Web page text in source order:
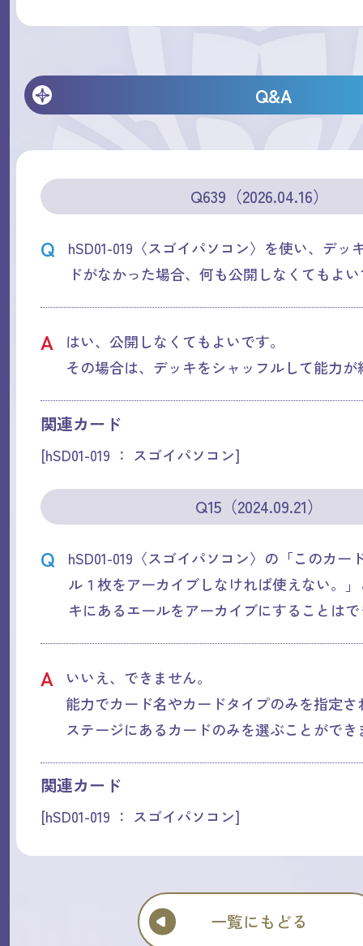
Q&A
Q639（2026.04.16）
Q
hSD01-019〈スゴイパソコン〉を使い、デッ
ドがなかった場合、何も公開しなくてもよ
A
はい、公開しなくてもよいです。
その場合は、デッキをシャッフルして能力
関連カード
[hSD01-019 ： スゴイパソコン]
Q15（2024.09.21）
Q
hSD01-019〈スゴイパソコン〉の「このカー
ル１枚をアーカイブしなければ使えない。
キにあるエールをアーカイブにすることは
A
いいえ、できません。
能力でカード名やカードタイプのみを指定
ステージにあるカードのみを選ぶことができ
関連カード
[hSD01-019 ： スゴイパソコン]
一覧にもどる